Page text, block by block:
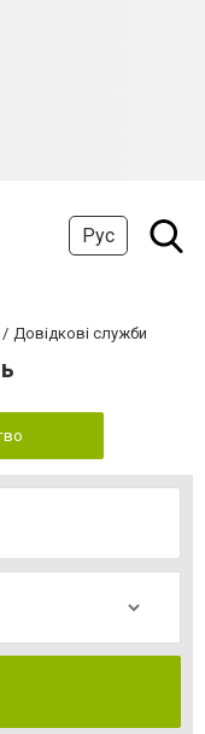
Рус
Довідкові служби